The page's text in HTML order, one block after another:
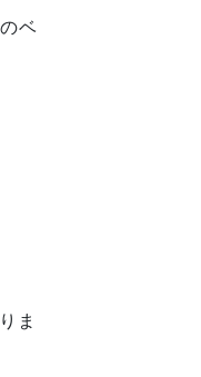
ベ
ま